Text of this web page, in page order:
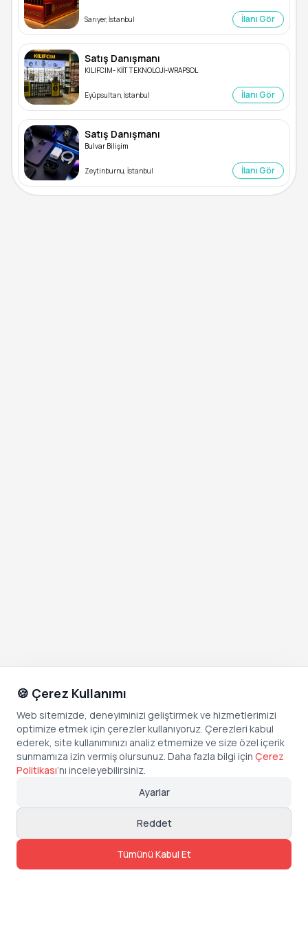
Sarıyer, İstanbul İlanı Gör
Satış Danışmanı
KILIFCIM- KİİT TEKNOLOJİ-WRAPSOL
Eyüpsultan, İstanbul İlanı Gör
Satış Danışmanı
Bulvar Bilişim
Zeytinburnu, İstanbul İlanı Gör
🍪 Çerez Kullanımı
Web sitemizde, deneyiminizi geliştirmek ve hizmetlerimizi
optimize etmek için çerezler kullanıyoruz. Çerezleri kabul
ederek, site kullanımınızı analiz etmemize ve size özel içerik
sunmamıza izin vermiş olursunuz. Daha fazla bilgi için Çerez
Politikası’nı inceleyebilirsiniz.
Ayarlar
Reddet
Tümünü Kabul Et